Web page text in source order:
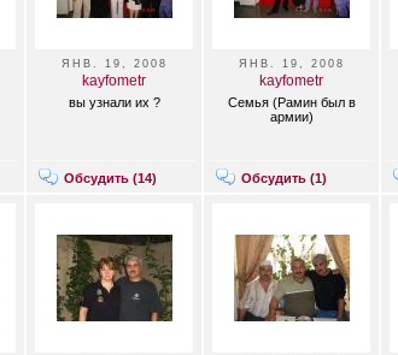
ЯНВ. 19, 2008
kayfometr
вы узнали их ?
Обсудить (14)
ЯНВ. 19, 2008
kayfometr
Семья (Рамин был в
армии)
Обсудить (1)